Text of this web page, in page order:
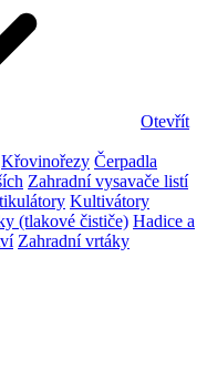
Otevřít
Křovinořezy Čerpadla
Zahradní vysavače listí
Kultivátory
(tlakové čističe) Hadice a
Zahradní vrtáky